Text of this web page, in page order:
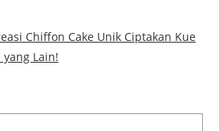
Chiffon Cake Unik Ciptakan Kue
Lain!